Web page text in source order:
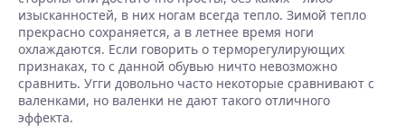
изысканностей, в них ногам всегда тепло. Зимой тепло
прекрасно сохраняется, а в летнее время ноги
охлаждаются. Если говорить о терморегулирующих
признаках, то с данной обувью ничто невозможно
сравнить. Угги довольно часто некоторые сравнивают с
валенками, но валенки не дают такого отличного
эффекта.